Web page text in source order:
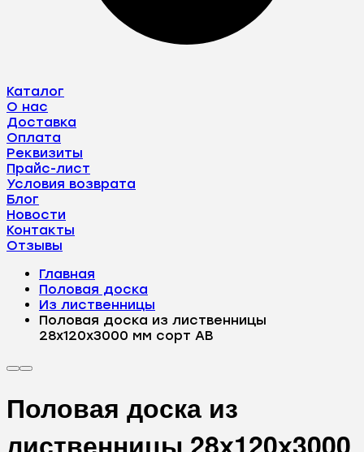
Каталог
О нас
Доставка
Оплата
Реквизиты
Прайс-лист
Условия возврата
Блог
Новости
Контакты
Отзывы
Главная
Половая доска
Из лиственницы
Половая доска из лиственницы
28х120х3000 мм сорт АВ
Половая доска из